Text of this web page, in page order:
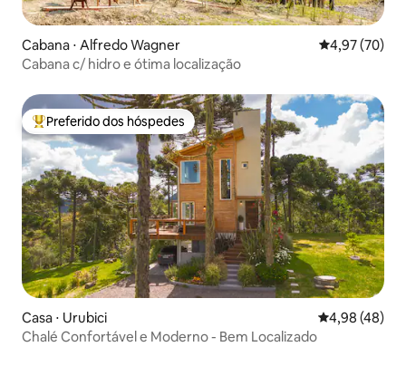
Cabana ⋅ Alfredo Wagner 4,97 de uma
4,97 (70)
Cabana c/ hidro e ótima localização
Entre os melhores preferidos dos hóspedes
Preferido dos hóspedes
Casa ⋅ Urubici 4,98 de uma
4,98 (48)
Chalé Confortável e Moderno - Bem Localizado